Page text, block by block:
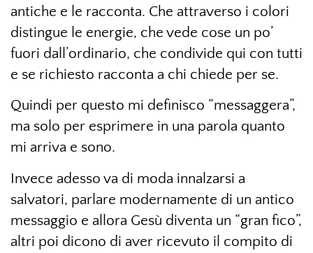
antiche e le racconta. Che attraverso i colori
distingue le energie, che vede cose un po’
fuori dall’ordinario, che condivide qui con tutti
e se richiesto racconta a chi chiede per se.
Quindi per questo mi definisco “messaggera”,
ma solo per esprimere in una parola quanto
mi arriva e sono.
Invece adesso va di moda innalzarsi a
salvatori, parlare modernamente di un antico
messaggio e allora Gesù diventa un “gran fico”,
altri poi dicono di aver ricevuto il compito di